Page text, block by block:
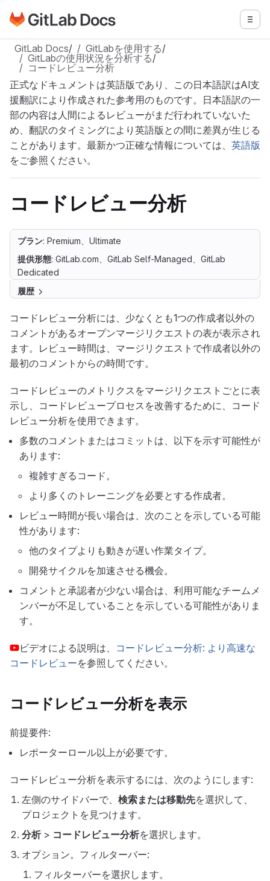
メインコンテンツにスキップ
GitLabドキュメントのホームページに移動 メニ
GitLab Docs/ GitLabを使用する/
GitLabの使用状況を分析する/
コードレビュー分析
正式なドキュメントは英語版であり、この日本語訳はAI支
援翻訳により作成された参考用のものです。日本語訳の一
部の内容は人間によるレビューがまだ行われていないた
め、翻訳のタイミングにより英語版との間に差異が生じる
ことがあります。最新かつ正確な情報については、 英語版
をご参照ください。
コードレビュー分析
プラン: Premium、Ultimate
提供形態: GitLab.com、GitLab Self-Managed、GitLab
Dedicated
履歴
コードレビュー分析には、少なくとも1つの作成者以外の
コメントがあるオープンマージリクエストの表が表示され
ます。レビュー時間は、マージリクエストで作成者以外の
最初のコメントからの時間です。
コードレビューのメトリクスをマージリクエストごとに表
示し、コードレビュープロセスを改善するために、コード
レビュー分析を使用できます。
多数のコメントまたはコミットは、以下を示す可能性が
あります:
複雑すぎるコード。
より多くのトレーニングを必要とする作成者。
レビュー時間が長い場合は、次のことを示している可能
性があります:
他のタイプよりも動きが遅い作業タイプ。
開発サイクルを加速させる機会。
コメントと承認者が少ない場合は、利用可能なチームメ
ンバーが不足していることを示している可能性がありま
す。
ビデオによる説明は、 コードレビュー分析: より高速な
コードレビューを参照してください。
コードレビュー分析を表示
前提要件:
レポーターロール以上が必要です。
コードレビュー分析を表示するには、次のようにします:
左側のサイドバーで、 検索または移動先を選択して、
プロジェクトを見つけます。
分析> コードレビュー分析を選択します。
オプション。フィルターバー:
フィルターバーを選択します。